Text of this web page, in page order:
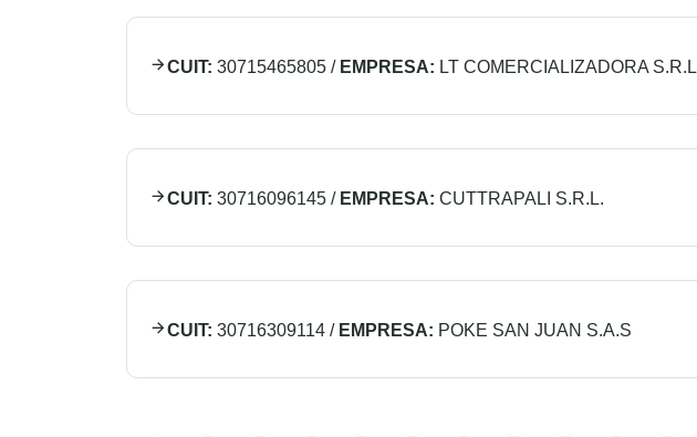
CUIT: 30715465805 / EMPRESA: LT COMERCIALIZADORA S.R.L
CUIT: 30716096145 / EMPRESA: CUTTRAPALI S.R.L.
CUIT: 30716309114 / EMPRESA: POKE SAN JUAN S.A.S